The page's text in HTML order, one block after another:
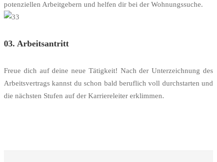
potenziellen Arbeitgebern und helfen dir bei der Wohnungssuche.
03. Arbeitsantritt
Freue dich auf deine neue Tätigkeit! Nach der Unterzeichnung des
Arbeitsvertrags kannst du schon bald beruflich voll durchstarten und
die nächsten Stufen auf der Karriereleiter erklimmen.